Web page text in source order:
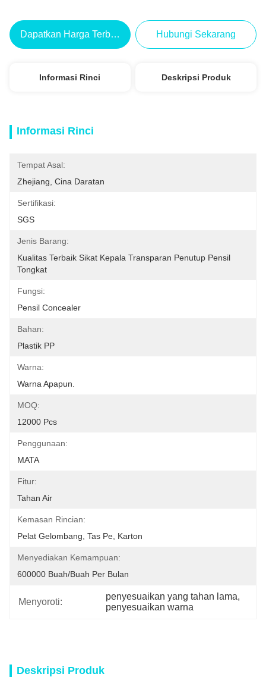
Dapatkan Harga Terbaik Hubungi Sekarang
Informasi Rinci Deskripsi Produk
Informasi Rinci
Tempat Asal:
Zhejiang, Cina Daratan
Sertifikasi:
SGS
Jenis Barang:
Kualitas Terbaik Sikat Kepala Transparan Penutup Pensil
Tongkat
Fungsi:
Pensil Concealer
Bahan:
Plastik PP
Warna:
Warna Apapun.
MOQ:
12000 Pcs
Penggunaan:
MATA
Fitur:
Tahan Air
Kemasan Rincian:
Pelat Gelombang, Tas Pe, Karton
Menyediakan Kemampuan:
600000 Buah/buah Per Bulan
Menyoroti:
penyesuaikan yang tahan lama,
penyesuaikan warna
Deskripsi Produk